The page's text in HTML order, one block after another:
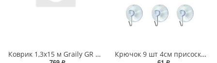
Коврик 1,3х15 м Graily GR 1241B-130
Крючок 9 шт 4см присоска-вакуум NA1054